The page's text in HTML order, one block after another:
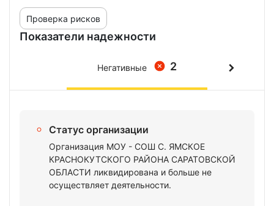
Показатели надежности
Проверка рисков
2
Негативные
Статус организации
Организация МОУ - СОШ С. ЯМСКОЕ
КРАСНОКУТСКОГО РАЙОНА САРАТОВСКОЙ
ОБЛАСТИ ликвидирована и больше не
осуществляет деятельности.